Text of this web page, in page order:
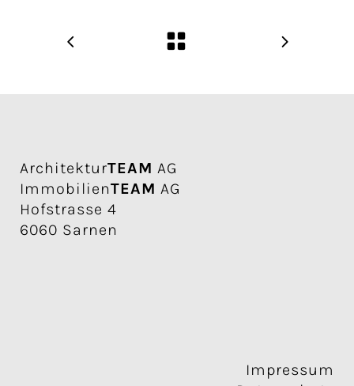
ArchitekturTEAM AG
ImmobilienTEAM AG
Hofstrasse 4
6060 Sarnen
Impressum